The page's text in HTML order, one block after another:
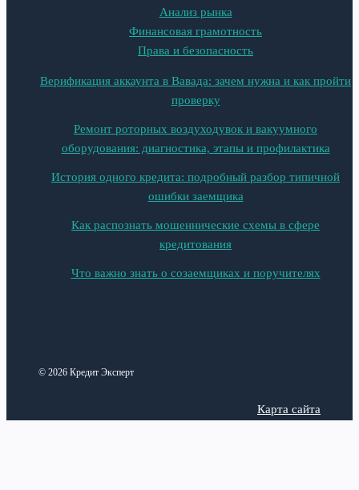
Анализ рынка
Финансовая грамотность
Права и безопасность
Верификация аккаунта в Вавада: зачем нужна и как пройти
проверку
Ремонт роторных воздуходувок и вакуумного
оборудования: диагностика, этапы и профилактика
История одного кредита: подробный разбор типичной
ошибки заемщика
Как распознать мошеннические схемы в сфере
кредитования
Что важно знать о созаемщиках и поручителях
© 2026 Кредит Эксперт
Карта сайта